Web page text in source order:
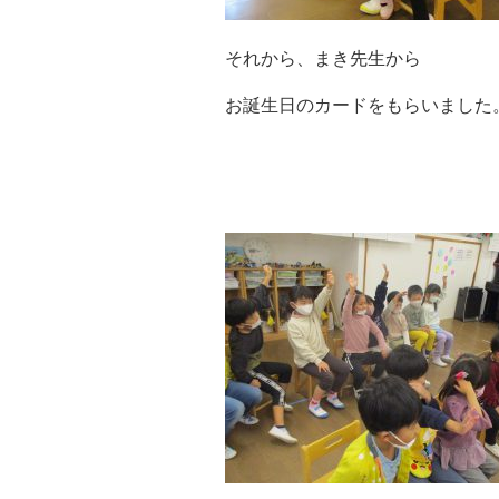
それから、まき先生から
お誕生日のカードをもらいました